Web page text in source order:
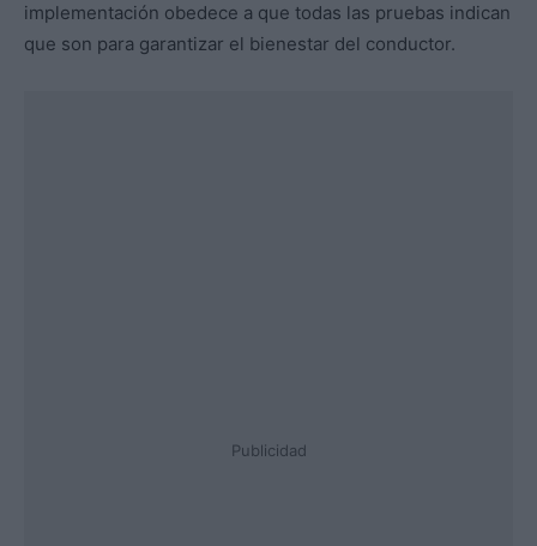
implementación obedece a que todas las pruebas indican
que son para garantizar el bienestar del conductor.
Publicidad